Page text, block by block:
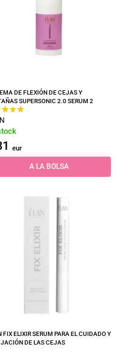
DE FLEXIÓN DE CEJAS Y
SUPERSONIC 2.0 SERUM 2
eur
A LA BOLSA
FIX ELIXIR SERUM PARA EL CUIDADO Y
DE LAS CEJAS